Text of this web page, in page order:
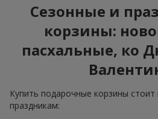
Сезонные и
корзины:
пасхальные, ко
Купить подарочные корзины
праздникам: